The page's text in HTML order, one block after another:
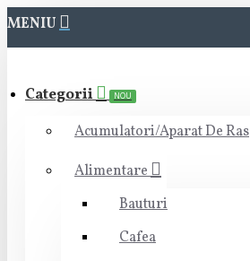
MENIU
Categorii NOU
Acumulatori/Aparat De Ras
Alimentare
Bauturi
Cafea